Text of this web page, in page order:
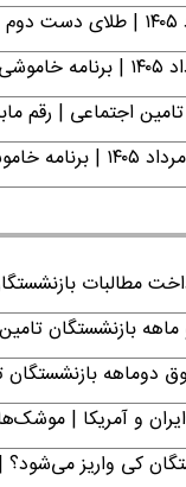
اجتماعی | رقم
بازنشستگان امروز
بازنشستگان تامین
دوماهه
و آمریکا |
کی واریز